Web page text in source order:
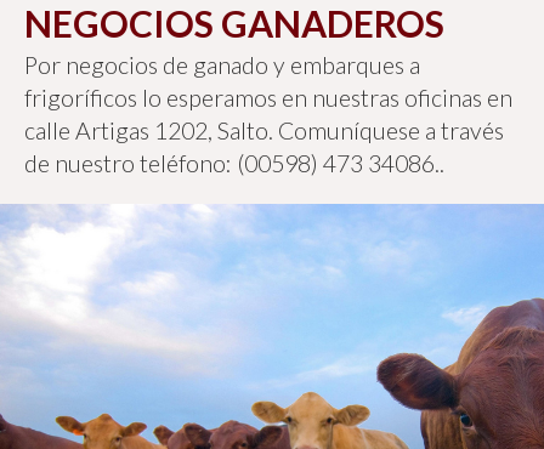
NEGOCIOS GANADEROS
Por negocios de ganado y embarques a
frigoríficos lo esperamos en nuestras oficinas en
calle Artigas 1202, Salto. Comuníquese a través
de nuestro teléfono: (00598) 473 34086..